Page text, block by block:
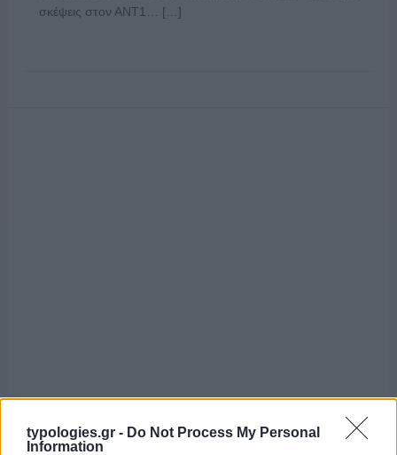
typologies.gr - Do Not Process My Personal
Information
σκέψεις στον ΑΝΤ1… […]